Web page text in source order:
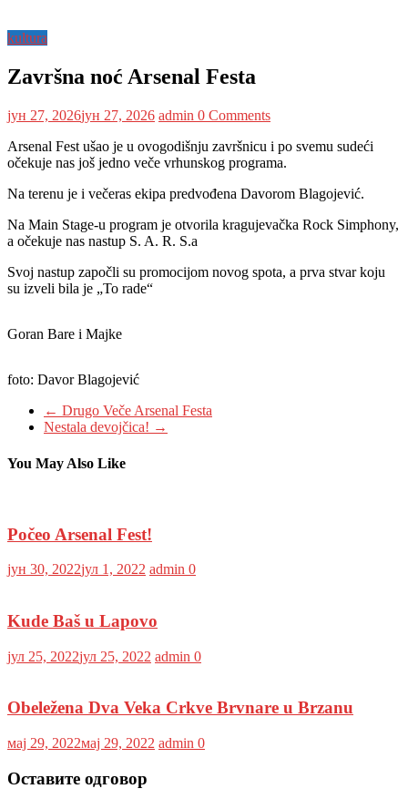
kultura
Završna noć Arsenal Festa
јун 27, 2026јун 27, 2026 admin 0 Comments
Arsenal Fest ušao je u ovogodišnju završnicu i po svemu sudeći
očekuje nas još jedno veče vrhunskog programa.
Na terenu je i večeras ekipa predvođena Davorom Blagojević.
Na Main Stage-u program je otvorila kragujevačka Rock Simphony,
a očekuje nas nastup S. A. R. S.a
Svoj nastup započli su promocijom novog spota, a prva stvar koju
su izveli bila je „To rade“
Goran Bare i Majke
foto: Davor Blagojević
← Drugo Veče Arsenal Festa
Nestala devojčica! →
You May Also Like
Počeo Arsenal Fest!
јун 30, 2022јул 1, 2022 admin 0
Kude Baš u Lapovo
јул 25, 2022јул 25, 2022 admin 0
Obeležena Dva Veka Crkve Brvnare u Brzanu
мај 29, 2022мај 29, 2022 admin 0
Оставите одговор